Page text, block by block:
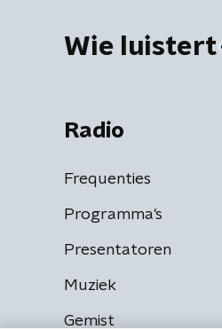
Wie luistert
Radio
Frequenties
Programma's
Presentatoren
Muziek
Gemist